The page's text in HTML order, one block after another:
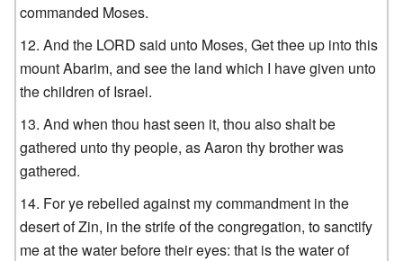
commanded Moses.
And the LORD said unto Moses, Get thee up into this
mount Abarim, and see the land which I have given unto
the children of Israel.
And when thou hast seen it, thou also shalt be
gathered unto thy people, as Aaron thy brother was
gathered.
For ye rebelled against my commandment in the
desert of Zin, in the strife of the congregation, to sanctify
me at the water before their eyes: that is the water of